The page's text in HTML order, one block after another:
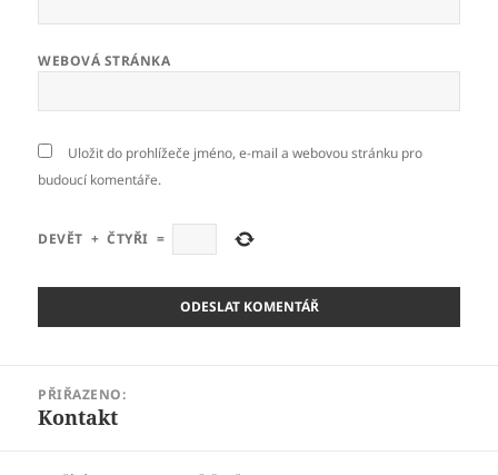
WEBOVÁ STRÁNKA
Uložit do prohlížeče jméno, e-mail a webovou stránku pro
budoucí komentáře.
DEVĚT + ČTYŘI =
příspěvek
PŘIŘAZENO:
Kontakt